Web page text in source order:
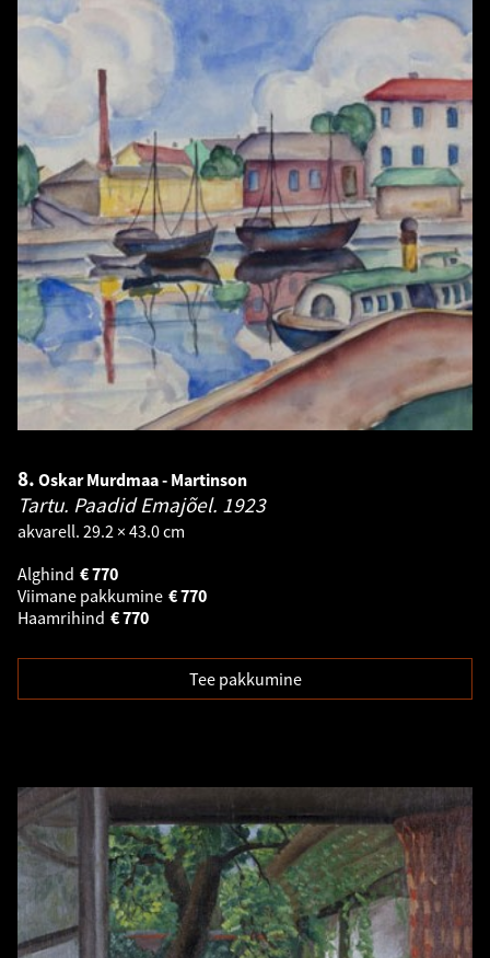
8. Oskar Murdmaa - Martinson
Tartu. Paadid Emajõel. 1923
akvarell. 29.2 × 43.0 cm
Alghind
770
€
Viimane pakkumine
770
€
Haamrihind
770
€
Tee pakkumine